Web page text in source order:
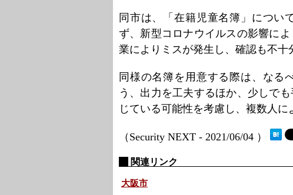
同市は、「在籍児童名簿」につい
ず、新型コロナウイルスの影響に
業によりミスが発生し、確認も不十
同様の名簿を用意する際は、なる
う、出力を工夫するほか、少しで
じている可能性を考慮し、複数人に
（Security NEXT - 2021/06/04 ）
関連リンク
大阪市